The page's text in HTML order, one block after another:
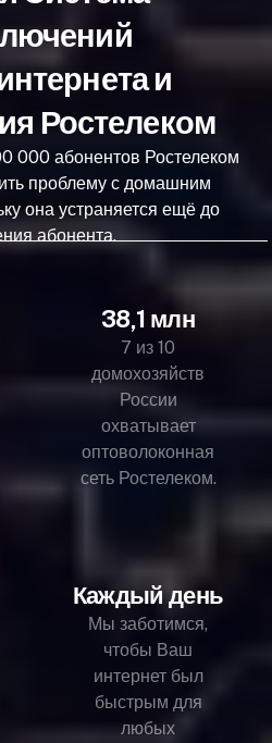
и
Ростелеком
000 абонентов Ростелеком
проблему с домашним
она устраняется ещё до
абонента.
38,1 млн
7 из 10
домохозяйств
России
охватывает
оптоволоконная
сеть Ростелеком.
Каждый день
Мы заботимся,
чтобы Ваш
интернет был
быстрым для
любых